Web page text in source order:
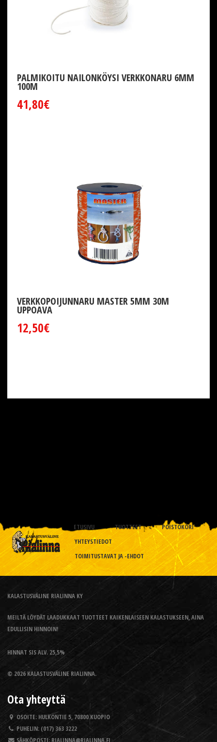
PALMIKOITU NAILONKÖYSI VERKKONARU 6MM
100M
41,80€
VERKKOPOIJUNNARU MASTER 5MM 30M
UPPOAVA
12,50€
ETUSIVU TUOTTEET
POISTOKORI
YHTEYSTIEDOT
TOIMITUSTAVAT JA -EHDOT
KALASTUSVÄLINE RIALINNA KY
MEILTÄ LÖYDÄT LAADUKKAAT TUOTTEET KAIKENLAISEEN KALASTUKSEEN, AINA
EDULLISIN HINNOIN!
HINNAT SIS ALV. 25,5%
© 2026 KALASTUSVÄLINE RIALINNA.
Ota yhteyttä
OSOITE: HULKONTIE 5, 70800 KUOPIO
PUHELIN: (017) 363 3222